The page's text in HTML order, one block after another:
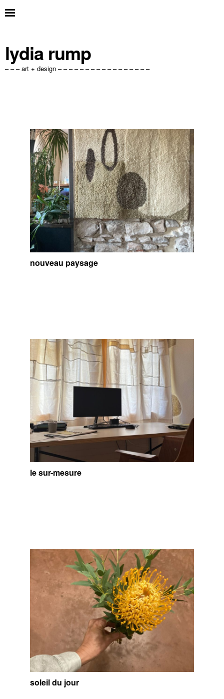
lydia rump
– – – art + design – – – – – – – – – – – – – – – – –
nouveau paysage
le sur-mesure
soleil du jour